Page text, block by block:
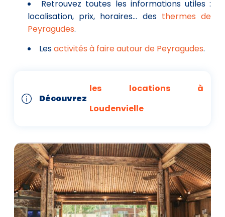
Retrouvez toutes les informations utiles :
localisation, prix, horaires... des thermes de
Peyragudes.
Lesactivités à faire autour de Peyragudes.
Découvrez
les locations à
Loudenvielle